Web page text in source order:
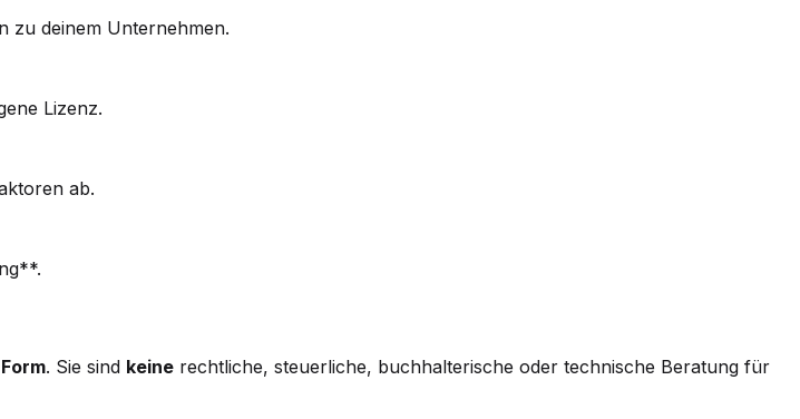
zu deinem Unternehmen.
Lizenz.
ab.
. Sie sind keine rechtliche, steuerliche, buchhalterische oder technische Beratung für